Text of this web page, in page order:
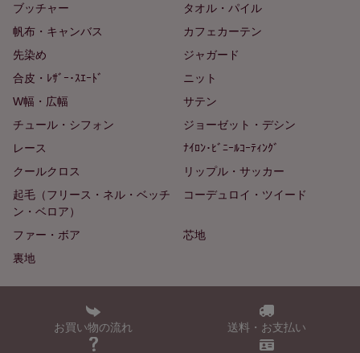
ブッチャー
タオル・パイル
帆布・キャンバス
カフェカーテン
先染め
ジャガード
合皮・ﾚｻﾞｰ･ｽｴｰﾄﾞ
ニット
W幅・広幅
サテン
チュール・シフォン
ジョーゼット・デシン
レース
ﾅｲﾛﾝ･ﾋﾞﾆｰﾙｺｰﾃｨﾝｸﾞ
クールクロス
リップル・サッカー
起毛（フリース・ネル・ベッチ
ン・ベロア）
コーデュロイ・ツイード
ファー・ボア
芯地
裏地
お買い物の流れ 送料・お支払い